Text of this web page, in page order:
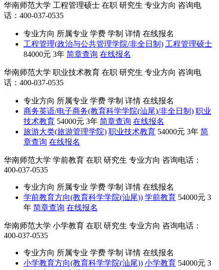
华南师范大学 工程管理硕士 在职 研究生 专业方向 咨询电
话：400-037-0535
专业方向 所属专业 学费 学制 详情 在线报名
工程管理(政治与公共管理学院/非全日制) 工程管理硕士
84000元 3年 简章查询 在线报名
华南师范大学 职业技术教育 在职 研究生 专业方向 咨询电
话：400-037-0535
专业方向 所属专业 学费 学制 详情 在线报名
商务英语/电子商务(教育科学学院(汕尾)/非全日制) 职业
技术教育 54000元 3年 简章查询 在线报名
旅游大类(旅游管理学院) 职业技术教育 54000元 3年 简
章查询 在线报名
华南师范大学 学前教育 在职 研究生 专业方向 咨询电话：
400-037-0535
专业方向 所属专业 学费 学制 详情 在线报名
学前教育方向(教育科学学院(汕尾)) 学前教育 54000元 3
年 简章查询 在线报名
华南师范大学 小学教育 在职 研究生 专业方向 咨询电话：
400-037-0535
专业方向 所属专业 学费 学制 详情 在线报名
小学教育方向(教育科学学院(汕尾)) 小学教育 54000元 3